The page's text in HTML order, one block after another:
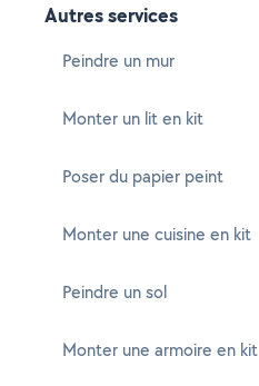
Autres services
Peindre un mur
Monter un lit en kit
Poser du papier peint
Monter une cuisine en kit
Peindre un sol
Monter une armoire en kit